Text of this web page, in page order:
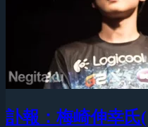
訃報：梅崎伸幸氏